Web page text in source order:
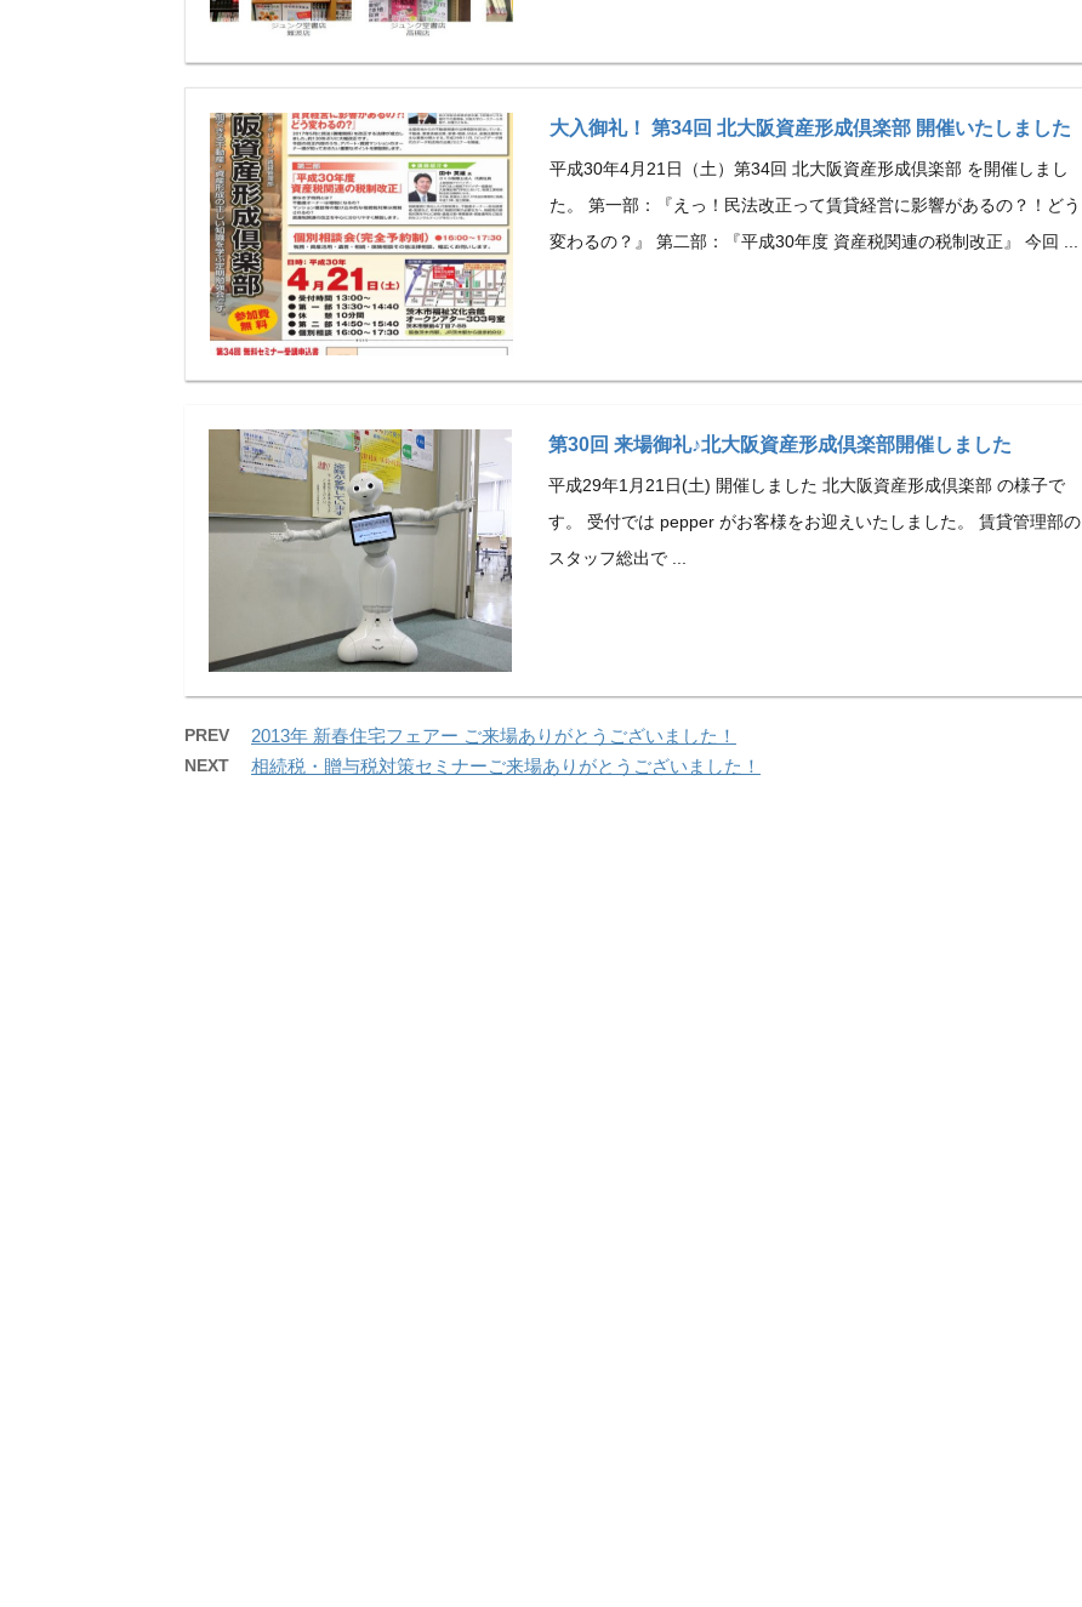
大入御礼！ 第34回 北大阪資産形成倶楽部 開催いたしました
平成30年4月21日（土）第34回 北大阪資産形成倶楽部 を開催しまし
た。 第一部：『えっ！民法改正って賃貸経営に影響があるの？！どう
変わるの？』 第二部：『平成30年度 資産税関連の税制改正』 今回 ...
第30回 来場御礼♪北大阪資産形成倶楽部開催しました
平成29年1月21日(土) 開催しました 北大阪資産形成倶楽部 の様子で
す。 受付では pepper がお客様をお迎えいたしました。 賃貸管理部の
スタッフ総出で ...
PREV 2013年 新春住宅フェアー ご来場ありがとうございました！
NEXT 相続税・贈与税対策セミナーご来場ありがとうございました！